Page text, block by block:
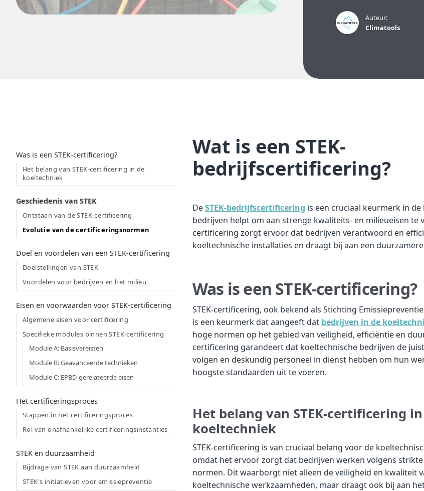
Auteur:
Climatools
‍Was is een STEK-certificering?
Het belang van STEK-certificering in de
koeltechniek
Geschiedenis van STEK
Ontstaan van de STEK-certificering
Evolutie van de certificeringsnormen
Doel en voordelen van een STEK-certificering
Doelstellingen van STEK
Voordelen voor bedrijven en het milieu
Eisen en voorwaarden voor STEK-certificering
Algemene eisen voor certificering
Specifieke modules binnen STEK-certificering
Module A: Basisvereisten
Module B: Geavanceerde technieken
Module C: EPBD-gerelateerde eisen
Het certificeringsproces
Stappen in het certificeringsproces
Rol van onafhankelijke certificeringsinstanties
STEK en duurzaamheid
Bijdrage van STEK aan duurzaamheid
STEK's initiatieven voor emissiepreventie
Wat is een STEK-
bedrijfscertificering?
DeSTEK-bedrijfscertificering is een cruciaal keurmerk in
bedrijven helpt om aan strenge kwaliteits- en milieueisen te
certificering zorgt ervoor dat bedrijven verantwoord en
koeltechnische installaties en draagt bij aan een
Was is een STEK-certificering?
STEK-certificering, ook bekend als Stichting
is een keurmerk dat aangeeft dat bedrijven in de
hoge normen op het gebied van veiligheid, efficiëntie en
certificering garandeert dat koeltechnische bedrijven de
volgen en deskundig personeel in dienst hebben om hun
hoogste standaarden uit te voeren.
Het belang van STEK-certificering
koeltechniek
STEK-certificering is van cruciaal belang voor de
omdat het ervoor zorgt dat bedrijven werken volgens
normen. Dit waarborgt niet alleen de veiligheid en kwaliteit
koeltechnische werkzaamheden, maar draagt ook bij aan